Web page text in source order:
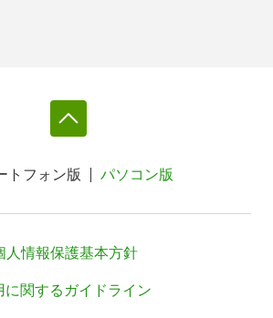
トフォン版 パソコン版
人情報保護基本方針
関するガイドライン